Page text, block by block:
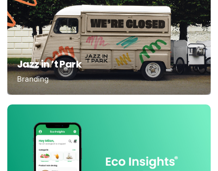
Jazz in ’t Park
Branding